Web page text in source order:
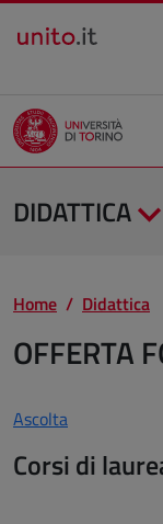
Salta al contenuto
DIDATTICA
Home Didattica
OFFERTA
Ascolta
Corsi di